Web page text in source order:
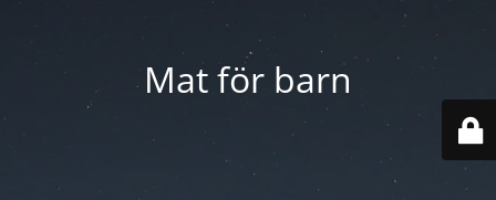
Mat för barn